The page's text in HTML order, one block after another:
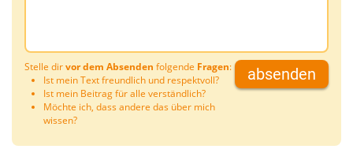
Stelle dirvor dem Absenden folgende Fragen:
Ist mein Text freundlich und respektvoll?
Ist mein Beitrag für alle verständlich?
Möchte ich, dass andere das über mich
wissen?
absenden